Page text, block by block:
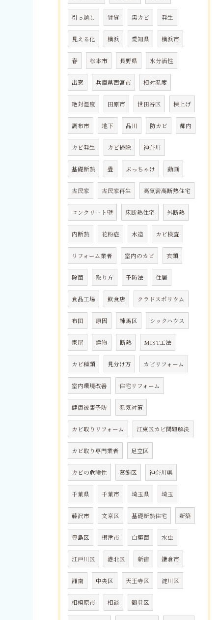
引っ越し 賃貸 黒カビ 発生
見える化 横浜 愛知県 横浜市
春 松本市 長野県 水分活性
出窓 兵庫県西宮市 相対湿度
絶対湿度 田原市 世田谷区 棟上げ
調布市 地下 品川 防カビ 都内
カビ発生 カビ掃除 神奈川
基礎断熱 畳 ぶっちゃけ 動画
古民家 古民家再生 高気密高断熱住宅
コンクリート壁 床断熱住宅 外断熱
内断熱 花粉症 木造 カビ検査
リフォーム業者 室内のカビ 衣類
除菌 取り方 予防法 住居
食品工場 飲食店 クラドスポリウム
布団 原因 練馬区 シックハウス
家屋 建物 断熱 MIST工法
カビ種類 見分け方 カビリフォーム
室内環境改善 住宅リフォーム
健康被害予防 湿気対策
カビ取りリフォーム 江東区カビ問題解決
カビ取り専門業者 足立区
カビの危険性 葛飾区 神奈川県
千葉県 千葉市 埼玉県 埼玉
藤沢市 文京区 基礎断熱住宅 新築
豊島区 摂津市 白癬菌 水虫
江戸川区 港北区 新宿 鎌倉市
湘南 中央区 天王寺区 淀川区
相模原市 相談 鶴見区